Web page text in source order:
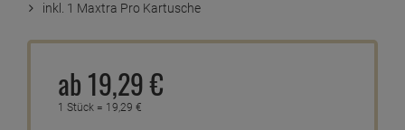
inkl. 1 Maxtra Pro Kartusche
ab 19,29€
1 Stück = 19,29 €